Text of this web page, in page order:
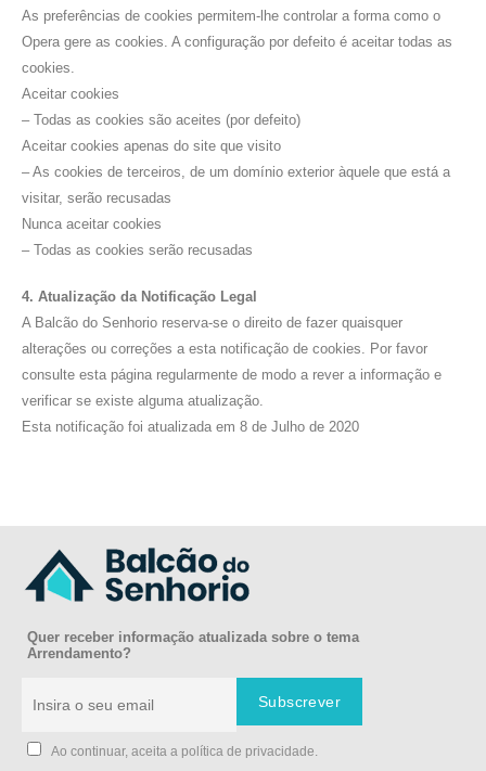
As preferências de cookies permitem-lhe controlar a forma como o
Opera gere as cookies. A configuração por defeito é aceitar todas as
cookies.
Aceitar cookies
– Todas as cookies são aceites (por defeito)
Aceitar cookies apenas do site que visito
– As cookies de terceiros, de um domínio exterior àquele que está a
visitar, serão recusadas
Nunca aceitar cookies
– Todas as cookies serão recusadas
4. Atualização da Notificação Legal
A Balcão do Senhorio reserva-se o direito de fazer quaisquer
alterações ou correções a esta notificação de cookies. Por favor
consulte esta página regularmente de modo a rever a informação e
verificar se existe alguma atualização.
Esta notificação foi atualizada em 8 de Julho de 2020
Quer receber informação atualizada sobre o tema
Arrendamento?
Ao continuar, aceita a política de privacidade.